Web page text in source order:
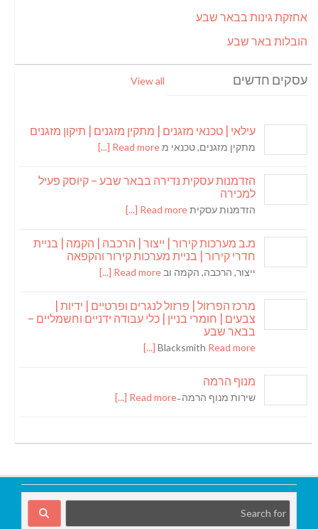
אחזקת גינות בבאר שבע
הובלות באר שבע
עסקים חדשים View all
עילאי | טכנאי מזגנים | מתקין מזגנים | תיקון מזגנים
מתקין מזגנים, טכנאי מRead more [...]
הזדמנות עסקית נדירה בבאר שבע – קיוסק פעיל
למכירה
הזדמנות עסקיתRead more [...]
מ.ב מערכות קירור | ייצור | הרכבה | הקמה | בניית
חדרי קירור | בניית מערכות קירור והקפאה
ייצור, הרכבה, הקמה וב Read more [...]
מרכז הפרזול | פרזול לנגרים ופרטיים | ידיות |
צבעים | חומרי בניין | כלי עבודה ידניים וחשמליים –
בבאר שבע
Blacksmith Read more [...]
מנוף הרמה
שירות מנוף הרמה ̵Read more [...]